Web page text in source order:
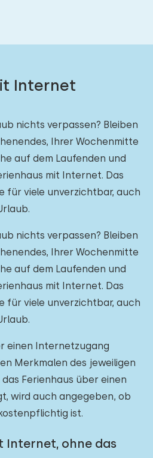
Internet
nichts verpassen? Bleiben
Ihrer Wochenmitte
auf dem Laufenden und
mit Internet. Das
für viele unverzichtbar, auch
nichts verpassen? Bleiben
Ihrer Wochenmitte
auf dem Laufenden und
mit Internet. Das
für viele unverzichtbar, auch
einen Internetzugang
Merkmalen des jeweiligen
Ferienhaus über einen
wird auch angegeben, ob
ist.
Internet, ohne das